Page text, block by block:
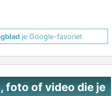
je Google-favoriet
foto of video die je